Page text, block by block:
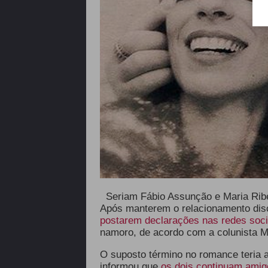
Seriam Fábio Assunção e Maria
Após manterem o relacionamento
postarem declarações nas redes
namoro, de acordo com a colunista
O suposto término no romance teria